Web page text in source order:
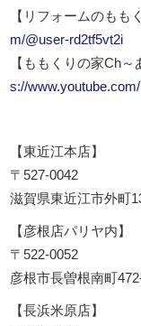
【リフォームのも
m/@user-rd2tf5vt2i
【ももくりの家Ch
s://
【東近江本店】
〒527-0042
滋賀県東近江市外町
【彦根店パリヤ内】
〒522-0052
彦根市長曽根南町
【長浜米原店】